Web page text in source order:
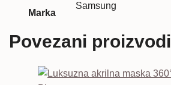
Marka
Samsung
Povezani proizvodi